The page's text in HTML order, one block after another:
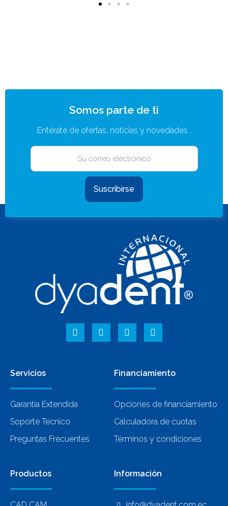
Somos parte de ti
Entérate de ofertas, noticias y novedades .
Suscribirse
Servicios
Garantía Extendida
Soporte Técnico
Preguntas Frecuentes
Financiamiento
Opciones de financiamiento
Calculadora de cuotas
Términos y condiciones
Productos Información